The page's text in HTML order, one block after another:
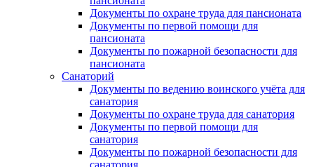
Документы по охране труда для пансионата
Документы по первой помощи для
пансионата
Документы по пожарной безопасности для
пансионата
Санаторий
Документы по ведению воинского учёта для
санатория
Документы по охране труда для санатория
Документы по первой помощи для
санатория
Документы по пожарной безопасности для
санатория